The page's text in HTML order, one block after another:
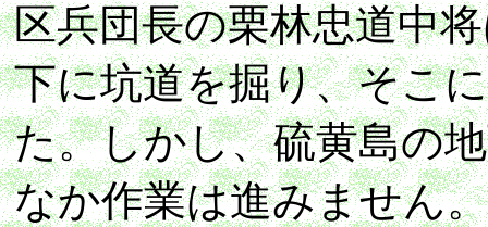
区兵団長の栗林忠道中
下に坑道を掘り、そこ
た。しかし、硫黄島の
なか作業は進みません